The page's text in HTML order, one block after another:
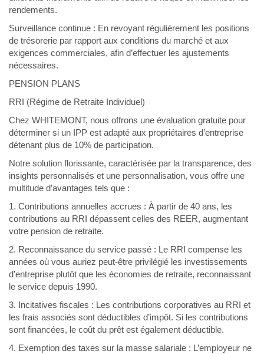
rendements.
Surveillance continue : En revoyant régulièrement les positions
de trésorerie par rapport aux conditions du marché et aux
exigences commerciales, afin d’effectuer les ajustements
nécessaires.
PENSION PLANS
RRI (Régime de Retraite Individuel)
Chez WHITEMONT, nous offrons une évaluation gratuite pour
déterminer si un IPP est adapté aux propriétaires d’entreprise
détenant plus de 10% de participation.
Notre solution florissante, caractérisée par la transparence, des
insights personnalisés et une personnalisation, vous offre une
multitude d’avantages tels que :
1. Contributions annuelles accrues : À partir de 40 ans, les
contributions au RRI dépassent celles des REER, augmentant
votre pension de retraite.
2. Reconnaissance du service passé : Le RRI compense les
années où vous auriez peut-être privilégié les investissements
d’entreprise plutôt que les économies de retraite, reconnaissant
le service depuis 1990.
3. Incitatives fiscales : Les contributions corporatives au RRI et
les frais associés sont déductibles d’impôt. Si les contributions
sont financées, le coût du prêt est également déductible.
4. Exemption des taxes sur la masse salariale : L’employeur ne